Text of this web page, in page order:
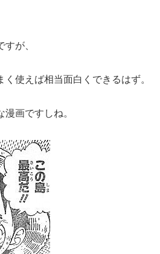
が、
使えば相当面白くできるはず。
画ですしね。